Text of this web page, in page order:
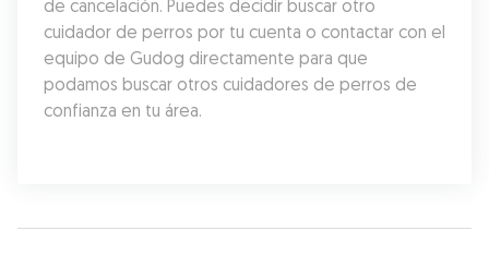
de cancelación. Puedes decidir buscar otro
cuidador de perros por tu cuenta o contactar con el
equipo de Gudog directamente para que
podamos buscar otros cuidadores de perros de
confianza en tu área.